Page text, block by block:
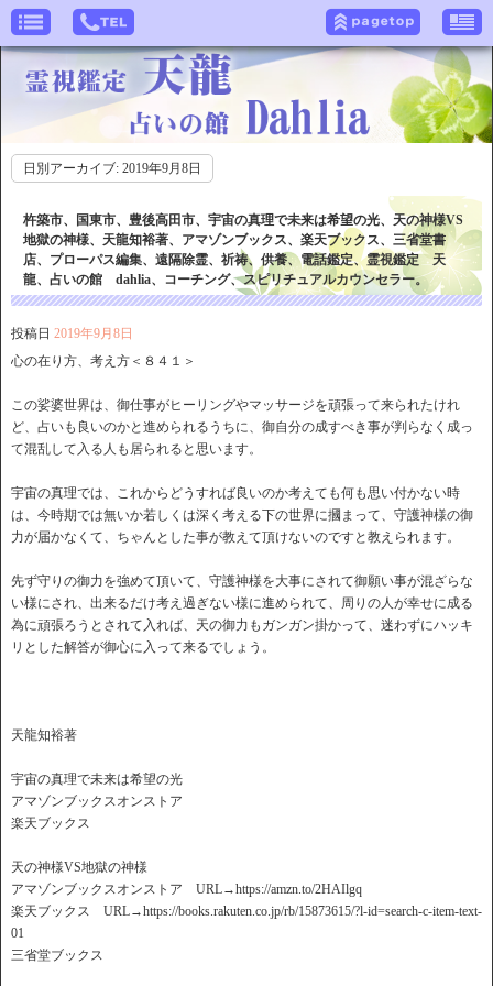
日別アーカイブ: 2019年9月8日
杵築市、国東市、豊後高田市、宇宙の真理で未来は希望の光、天の神様VS
地獄の神様、天龍知裕著、アマゾンブックス、楽天ブックス、三省堂書
店、プローパス編集、遠隔除霊、祈祷、供養、電話鑑定、霊視鑑定 天
龍、占いの館 dahlia、コーチング、スピリチュアルカウンセラー。
投稿日 2019年9月8日
心の在り方、考え方＜８４１＞
この娑婆世界は、御仕事がヒーリングやマッサージを頑張って来られたけれ
ど、占いも良いのかと進められるうちに、御自分の成すべき事が判らなく成っ
て混乱して入る人も居られると思います。
宇宙の真理では、これからどうすれば良いのか考えても何も思い付かない時
は、今時期では無いか若しくは深く考える下の世界に摑まって、守護神様の御
力が届かなくて、ちゃんとした事が教えて頂けないのですと教えられます。
先ず守りの御力を強めて頂いて、守護神様を大事にされて御願い事が混ざらな
い様にされ、出来るだけ考え過ぎない様に進められて、周りの人が幸せに成る
為に頑張ろうとされて入れば、天の御力もガンガン掛かって、迷わずにハッキ
リとした解答が御心に入って来るでしょう。
天龍知裕著
宇宙の真理で未来は希望の光
アマゾンブックスオンストア
楽天ブックス
天の神様VS地獄の神様
アマゾンブックスオンストア URL→https://amzn.to/2HAIlgq
楽天ブックス URL→https://books.rakuten.co.jp/rb/15873615/?l-id=search-c-item-text-
01
三省堂ブックス